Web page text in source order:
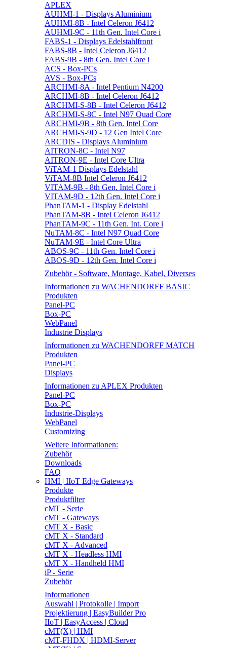
APLEX
AUHMI-1 - Displays Aluminium
AUHMI-8B - Intel Celeron J6412
AUHMI-9C - 11th Gen. Intel Core i
FABS-1 - Displays Edelstahlfront
FABS-8B - Intel Celeron J6412
FABS-9B - 8th Gen. Intel Core i
ACS - Box-PCs
AVS - Box-PCs
ARCHMI-8A - Intel Pentium N4200
ARCHMI-8B - Intel Celeron J6412
ARCHMI-S-8B - Intel Celeron J6412
ARCHMI-S-8C - Intel N97 Quad Core
ARCHMI-9B - 8th Gen. Intel Core
ARCHMI-S-9D - 12 Gen Intel Core
ARCDIS - Displays Aluminium
AITRON-8C - Intel N97
AITRON-9E - Intel Core Ultra
ViTAM-1 Displays Edelstahl
ViTAM-8B Intel Celeron J6412
VITAM-9B - 8th Gen. Intel Core i
VITAM-9D - 12th Gen. Intel Core i
PhanTAM-1 - Display Edelstahl
PhanTAM-8B - Intel Celeron J6412
PhanTAM-9C - 11th Gen. Int. Core i
NuTAM-8C - Intel N97 Quad Core
NuTAM-9E - Intel Core Ultra
ABOS-9C - 11th Gen. Intel Core i
ABOS-9D - 12th Gen. Intel Core i
Zubehör - Software, Montage, Kabel, Diverses
Informationen zu WACHENDORFF BASIC
Produkten
Panel-PC
Box-PC
WebPanel
Industrie Displays
Informationen zu WACHENDORFF MATCH
Produkten
Panel-PC
Displays
Informationen zu APLEX Produkten
Panel-PC
Box-PC
Industrie-Displays
WebPanel
Customizing
Weitere Informationen:
Zubehör
Downloads
FAQ
HMI | IIoT Edge Gateways
Produkte
Produktfilter
cMT - Serie
cMT - Gateways
cMT X - Basic
cMT X - Standard
cMT X - Advanced
cMT X - Headless HMI
cMT X - Handheld HMI
iP - Serie
Zubehör
Informationen
Auswahl | Protokolle | Import
Projektierung | EasyBuilder Pro
IIoT | EasyAccess | Cloud
cMT(X) | HMI
cMT-FHDX | HDMI-Server